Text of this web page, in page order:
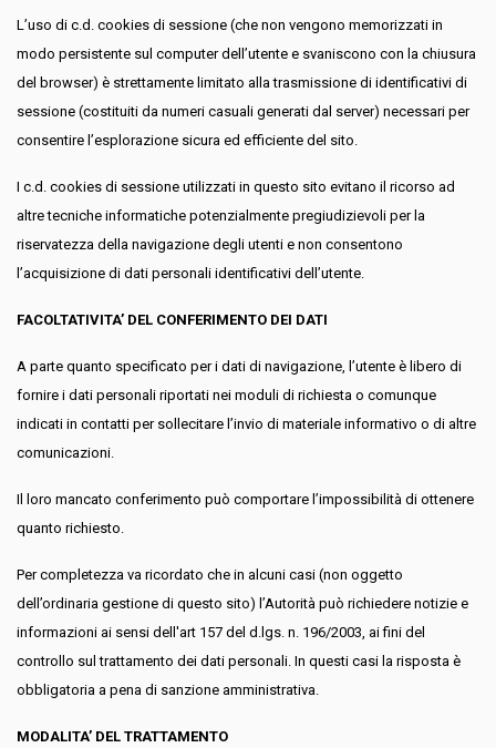
L’uso di c.d. cookies di sessione (che non vengono memorizzati in
modo persistente sul computer dell’utente e svaniscono con la chiusura
del browser) è strettamente limitato alla trasmissione di identificativi di
sessione (costituiti da numeri casuali generati dal server) necessari per
consentire l’esplorazione sicura ed efficiente del sito.
I c.d. cookies di sessione utilizzati in questo sito evitano il ricorso ad
altre tecniche informatiche potenzialmente pregiudizievoli per la
riservatezza della navigazione degli utenti e non consentono
l’acquisizione di dati personali identificativi dell’utente.
FACOLTATIVITA’ DEL CONFERIMENTO DEI DATI
A parte quanto specificato per i dati di navigazione, l’utente è libero di
fornire i dati personali riportati nei moduli di richiesta o comunque
indicati in contatti per sollecitare l’invio di materiale informativo o di altre
comunicazioni.
Il loro mancato conferimento può comportare l’impossibilità di ottenere
quanto richiesto.
Per completezza va ricordato che in alcuni casi (non oggetto
dell’ordinaria gestione di questo sito) l’Autorità può richiedere notizie e
informazioni ai sensi dell'art 157 del d.lgs. n. 196/2003, ai fini del
controllo sul trattamento dei dati personali. In questi casi la risposta è
obbligatoria a pena di sanzione amministrativa.
MODALITA’ DEL TRATTAMENTO